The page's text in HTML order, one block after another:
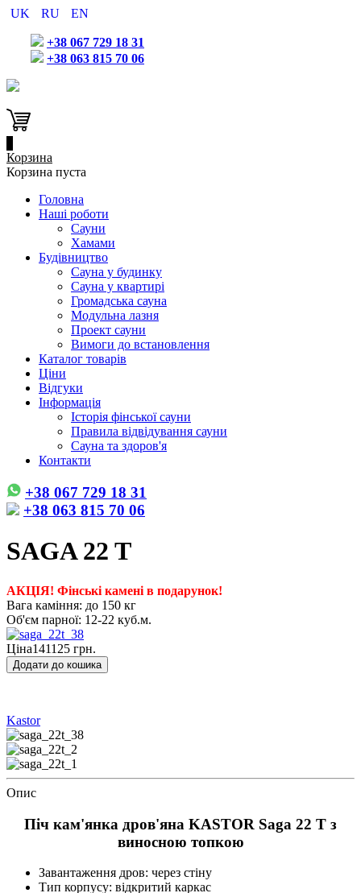
UK RU EN
+38 067 729 18 31
+38 063 815 70 06
Корзина
Корзина пуста
Головна
Наші роботи
Сауни
Хамами
Будівництво
Сауна у будинку
Сауна у квартирі
Громадська сауна
Модульна лазня
Проект сауни
Вимоги до встановлення
Каталог товарів
Ціни
Відгуки
Інформація
Історія фінської сауни
Правила відвідування сауни
Сауна та здоров'я
Контакти
+38 067 729 18 31
+38 063 815 70 06
SAGA 22 T
АКЦІЯ! Фінські камені в подарунок!
Вага каміння: до 150 кг
Об'єм парної: 12-22 куб.м.
Ціна141125 грн.
Kastor
Опис
Піч кам'янка дров'яна KASTOR Saga 22 T з
виносною топкою
Завантаження дров: через стіну
Тип корпусу: відкритий каркас